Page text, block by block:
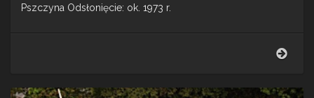
Pszczyna Odsłonięcie: ok. 1973 r.